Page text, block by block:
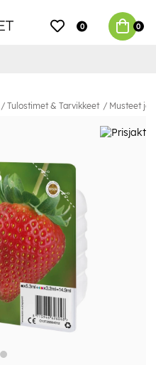
0 0
Tulostimet & Tarvikkeet Musteet ja